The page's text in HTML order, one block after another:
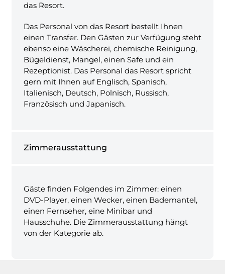
das Resort.
Das Personal von das Resort bestellt Ihnen
einen Transfer. Den Gästen zur Verfügung steht
ebenso eine Wäscherei, chemische Reinigung,
Bügeldienst, Mangel, einen Safe und ein
Rezeptionist. Das Personal das Resort spricht
gern mit Ihnen auf Englisch, Spanisch,
Italienisch, Deutsch, Polnisch, Russisch,
Französisch und Japanisch.
Zimmerausstattung
Gäste finden Folgendes im Zimmer: einen
DVD-Player, einen Wecker, einen Bademantel,
einen Fernseher, eine Minibar und
Hausschuhe. Die Zimmerausstattung hängt
von der Kategorie ab.